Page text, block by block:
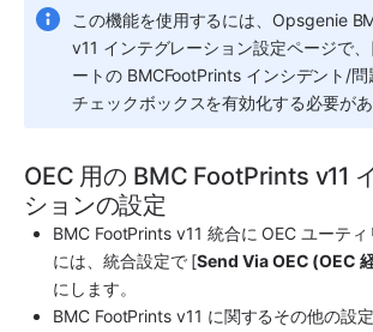
この機能を使用するには、Opsgenie
v11 インテグレーション設定ページで
ートの BMCFootPrints インシデント/
チェックボックスを有効化する必要があ
OEC 用の BMC FootPrints v11
ションの設定
BMC FootPrints v11 統合に OEC ユーテ
には、統合設定で [Send Via OEC (OEC
にします。
BMC FootPrints v11 に関するその他の設